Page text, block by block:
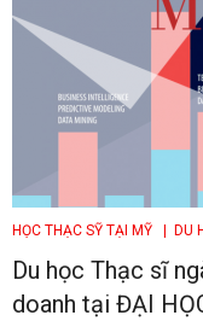
HỌC THẠC SỸ TẠI MỸ | DU
Du học Thạc sĩ
doanh tại ĐẠI